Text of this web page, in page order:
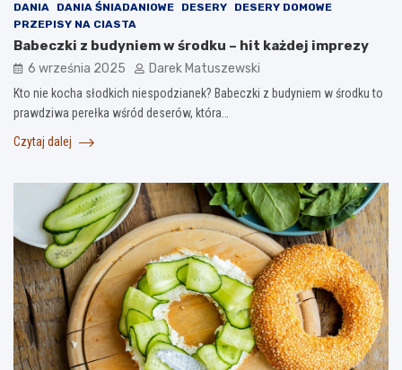
DANIA DANIA ŚNIADANIOWE DESERY
DESERY DOMOWE
PRZEPISY NA CIASTA
Babeczki z budyniem w środku – hit każdej imprezy
6 września 2025 Darek Matuszewski
Kto nie kocha słodkich niespodzianek? Babeczki z budyniem w środku to
prawdziwa perełka wśród deserów, która…
Czytaj dalej